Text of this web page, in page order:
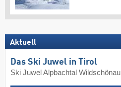
Aktuell
Das Ski Juwel in Tirol
Ski Juwel Alpbachtal Wildschönau